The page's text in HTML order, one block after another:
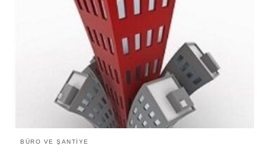
BÜRO VE ŞANTIYE